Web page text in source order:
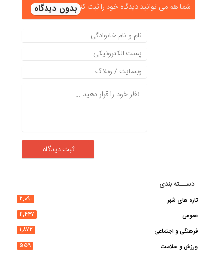
شما هم می توانید دیدگاه خود را ثبت کنید
دســـته بندی
تازه های شهر
۲,۰۹۱
عمومی
۲,۴۴۷
فرهنگی و اجتماعی
۱,۸۷۳
ورزش و سلامت
۵۵۹